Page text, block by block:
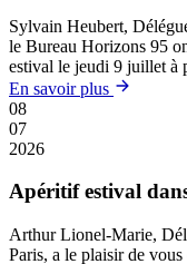
Sylvain Heubert,
le Bureau Horizons 95
estival le jeudi 9 juillet à
En savoir plus
08
07
2026
Apéritif estival
Arthur Lionel-Marie,
Paris, a le plaisir de